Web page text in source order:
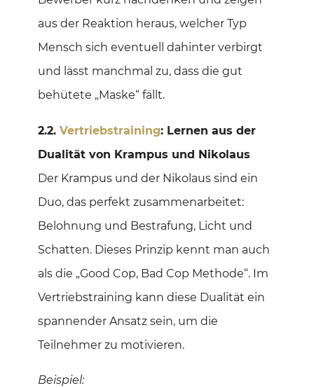
aus der Reaktion heraus, welcher Typ
Mensch sich eventuell dahinter verbirgt
und lässt manchmal zu, dass die gut
behütete „Maske“ fällt.
2.2. Vertriebstraining: Lernen aus der
Dualität von Krampus und Nikolaus
Der Krampus und der Nikolaus sind ein
Duo, das perfekt zusammenarbeitet:
Belohnung und Bestrafung, Licht und
Schatten. Dieses Prinzip kennt man auch
als die „Good Cop, Bad Cop Methode“. Im
Vertriebstraining kann diese Dualität ein
spannender Ansatz sein, um die
Teilnehmer zu motivieren.
Beispiel: